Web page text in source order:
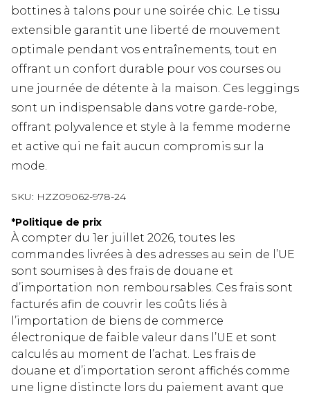
bottines à talons pour une soirée chic. Le tissu
extensible garantit une liberté de mouvement
optimale pendant vos entraînements, tout en
offrant un confort durable pour vos courses ou
une journée de détente à la maison. Ces leggings
sont un indispensable dans votre garde-robe,
offrant polyvalence et style à la femme moderne
et active qui ne fait aucun compromis sur la
mode.
SKU: HZZ09062-978-24
*Politique de prix
À compter du 1er juillet 2026, toutes les
commandes livrées à des adresses au sein de l’UE
sont soumises à des frais de douane et
d’importation non remboursables. Ces frais sont
facturés afin de couvrir les coûts liés à
l’importation de biens de commerce
électronique de faible valeur dans l’UE et sont
calculés au moment de l’achat. Les frais de
douane et d’importation seront affichés comme
une ligne distincte lors du paiement avant que